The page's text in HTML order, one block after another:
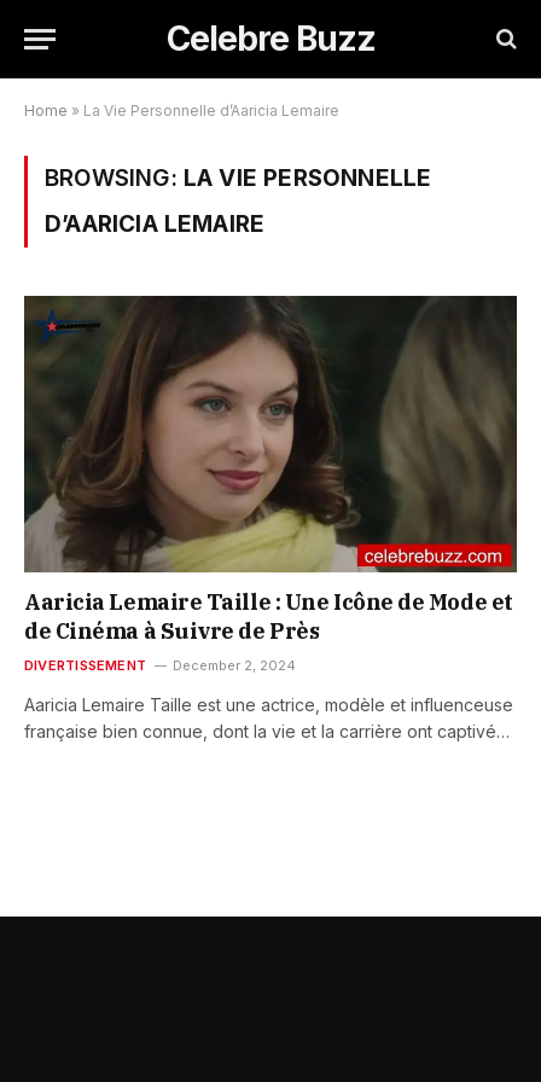
Celebre Buzz
Home » La Vie Personnelle d’Aaricia Lemaire
BROWSING: LA VIE PERSONNELLE
D’AARICIA LEMAIRE
Aaricia Lemaire Taille : Une Icône de Mode et
de Cinéma à Suivre de Près
DIVERTISSEMENT December 2, 2024
Aaricia Lemaire Taille est une actrice, modèle et influenceuse
française bien connue, dont la vie et la carrière ont captivé…